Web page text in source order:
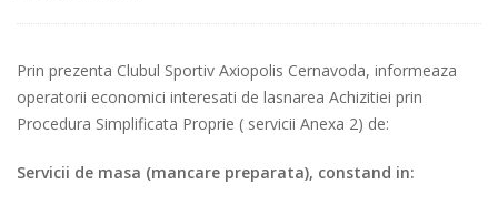
Prin prezenta Clubul Sportiv Axiopolis Cernavoda, informeaza
operatorii economici interesati de lasnarea Achizitiei prin
Procedura Simplificata Proprie ( servicii Anexa 2) de:
Servicii de masa (mancare preparata), constand in: